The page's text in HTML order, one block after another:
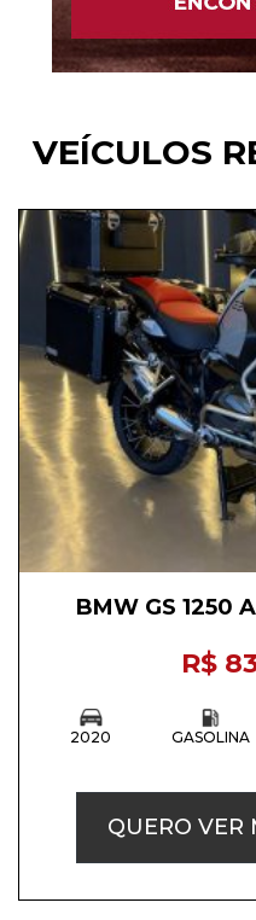
VEÍCULOS
BMW GS 1250
R$
2020 GASOLINA
QUERO VER